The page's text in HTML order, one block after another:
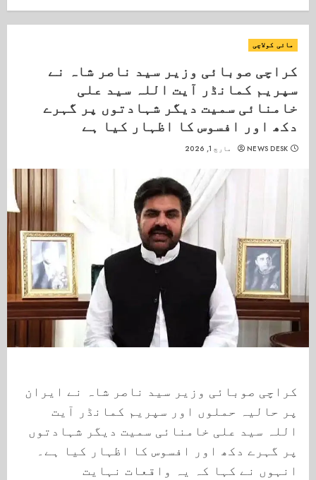
مائی کولاچی
کراچی صوبائی وزیر سید ناصر شاہ نے
سپریم کمانڈر آیت اللہ سید علی
خامنائی سمیت دیگر شہادتوں پر گہرے
دکھ اور افسوس کا اظہار کیا ہے
NEWS DESK مارچ 1, 2026
کراچی صوبائی وزیر سید ناصر شاہ نے ایران
پر حالیہ حملوں اور سپریم کمانڈر آیت
اللہ سید علی خامنائی سمیت دیگر شہادتوں
پر گہرے دکھ اور افسوس کا اظہار کیا ہے۔
انہوں نے کہا کہ یہ واقعات نہایت